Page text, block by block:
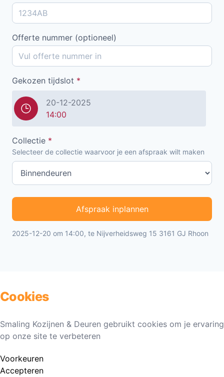
Offerte nummer (optioneel)
Gekozen tijdslot *
20-12-2025
14:00
Collectie *
Selecteer de collectie waarvoor je een afspraak wilt maken
Afspraak inplannen
2025-12-20 om 14:00, te Nijverheidsweg 15 3161 GJ Rhoon
Cookies
Smaling Kozijnen & Deuren gebruikt cookies om je ervaring
op onze site te verbeteren
Voorkeuren
Accepteren